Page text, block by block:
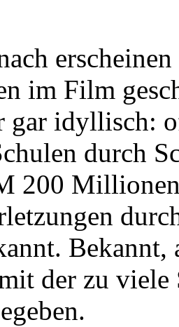
im Film
gar idyllisch:
durch
200
der zu viele